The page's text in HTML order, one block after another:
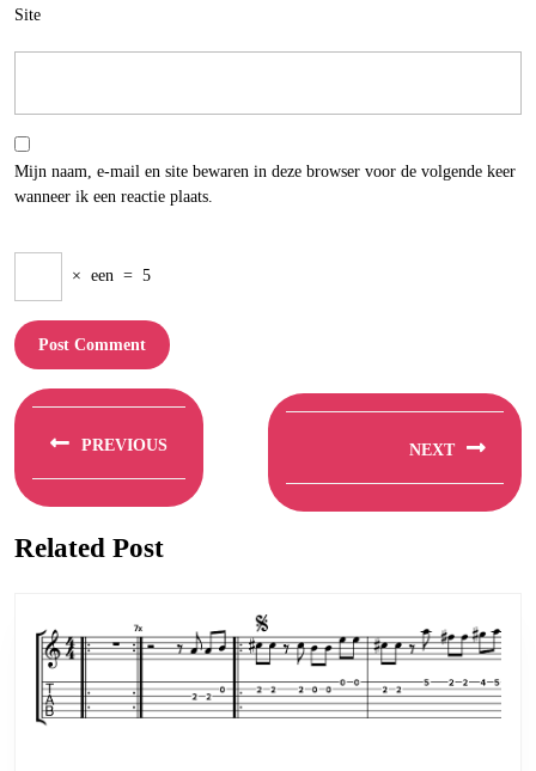
Site
Mijn naam, e-mail en site bewaren in deze browser voor de volgende keer
wanneer ik een reactie plaats.
× een = 5
Berichtnavigatie
PREVIOUS
post:
NEXT
post:
Related Post